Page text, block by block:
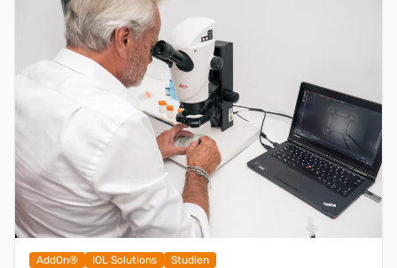
AddOn® IOL Solutions Studien